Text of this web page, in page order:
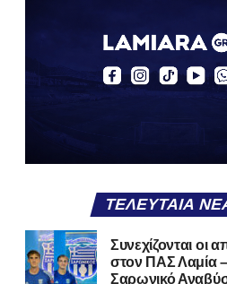
ΤΕΛΕΥΤΑΊΑ
Συνεχίζονται οι
στον ΠΑΣ Λαμία
Σαρωνικό